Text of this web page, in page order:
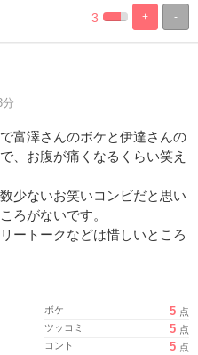
-
+
% 100%
3
分
富澤さんのボケと伊達さんの
、お腹が痛くなるくらい笑え
少ないお笑いコンビだと思い
ろがないです。
ートークなどは惜しいところ
ボケ 5 点
ツッコミ
5 点
コント
5 点